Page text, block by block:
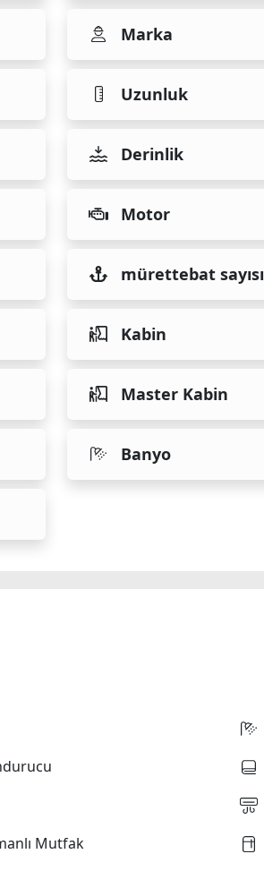
Marka
Uzunluk
Derinlik
Motor
mürettebat sayısı
Kabin
Master Kabin
Banyo
Mutfak